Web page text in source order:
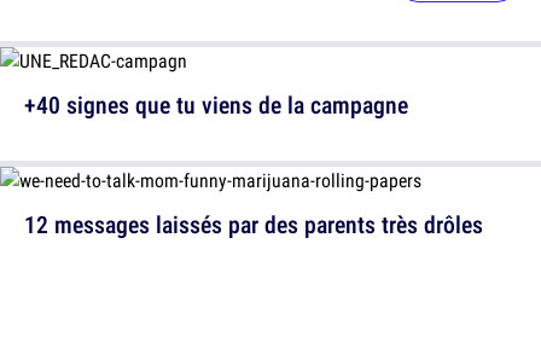
12 messages laissés par des parents très drôles
+40 signes que tu viens de la campagne